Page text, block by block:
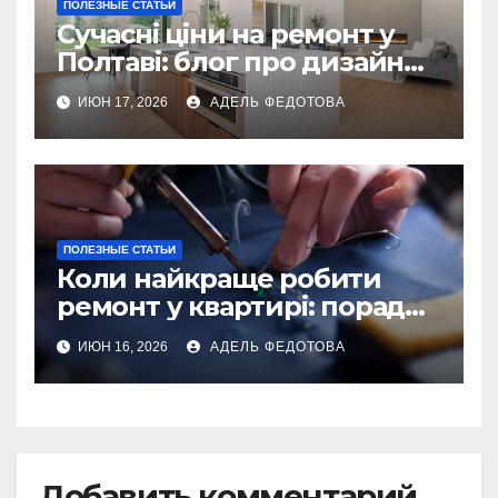
ПОЛЕЗНЫЕ СТАТЬИ
Сучасні ціни на ремонт у
Полтаві: блог про дизайн
інтер\’єру
ИЮН 17, 2026 АДЕЛЬ ФЕДОТОВА
ПОЛЕЗНЫЕ СТАТЬИ
Коли найкраще робити
ремонт у квартирі: поради
та особливості 2026
ИЮН 16, 2026 АДЕЛЬ ФЕДОТОВА